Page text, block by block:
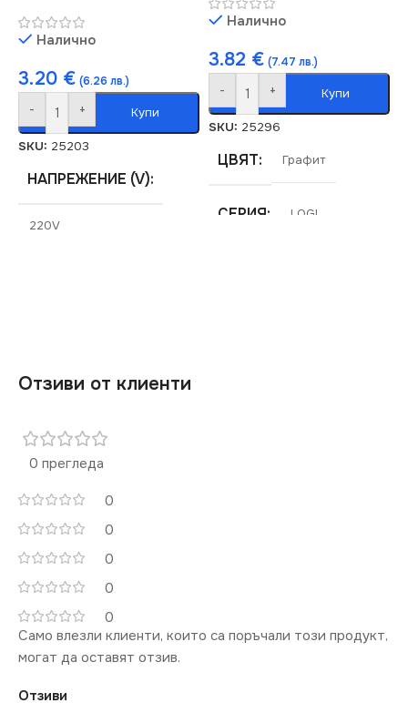
Налично
3.20 € (6.26 лв.)
- + Купи
SKU: 25203
НАПРЕЖЕНИЕ (V)
220V
IP20
ЦВЯТ Сребърен
КОНТАКТ
Налично
3.82 € (7.47 лв.)
- + Купи
SKU: 25296
ЦВЯТ Графит
СЕРИЯ LOGI
Отзиви от клиенти
0 прегледа
0
0
0
0
0
Отзиви
Само влезли клиенти, които са поръчали този продукт,
могат да оставят отзив.